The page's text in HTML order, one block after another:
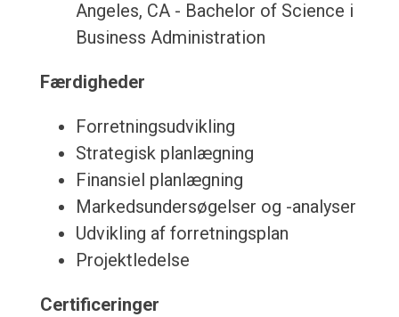
Angeles, CA - Bachelor of Science i
Business Administration
Færdigheder
Forretningsudvikling
Strategisk planlægning
Finansiel planlægning
Markedsundersøgelser og -analyser
Udvikling af forretningsplan
Projektledelse
Certificeringer